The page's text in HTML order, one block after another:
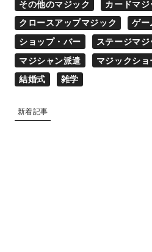
その他のマジック
カードマジ
クロースアップマジック
ゲー
ショップ・バー
ステージマジ
マジシャン派遣
マジックショ
結婚式
雑学
新着記事